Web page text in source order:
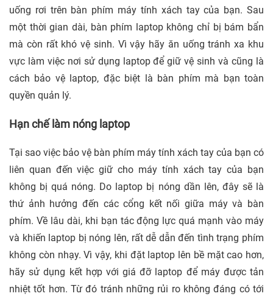
uống rơi trên bàn phím máy tính xách tay của bạn. Sau
một thời gian dài, bàn phím laptop không chỉ bị bám bẩn
mà còn rất khó vệ sinh. Vì vậy hãy ăn uống tránh xa khu
vực làm việc nơi sử dụng laptop để giữ vệ sinh và cũng là
cách bảo vệ laptop, đặc biệt là bàn phím mà bạn toàn
quyền quản lý.
Hạn chế làm nóng laptop
Tại sao việc bảo vệ bàn phím máy tính xách tay của bạn có
liên quan đến việc giữ cho máy tính xách tay của bạn
không bị quá nóng. Do laptop bị nóng dần lên, đây sẽ là
thứ ảnh hưởng đến các cổng kết nối giữa máy và bàn
phím. Về lâu dài, khi bạn tác động lực quá mạnh vào máy
và khiến laptop bị nóng lên, rất dễ dẫn đến tình trạng phím
không còn nhạy. Vì vậy, khi đặt laptop lên bề mặt cao hơn,
hãy sử dụng kết hợp với giá đỡ laptop để máy được tản
nhiệt tốt hơn. Từ đó tránh những rủi ro không đáng có tới